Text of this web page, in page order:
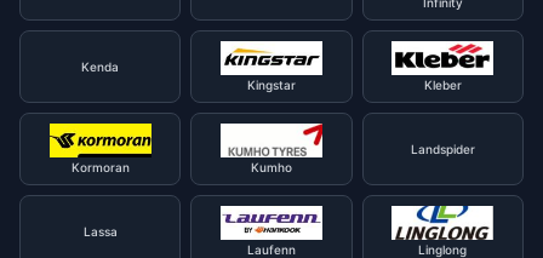
Kenda
Kingstar
Kleber
Kormoran Kumho
Landspider
Lassa
Laufenn
Linglong